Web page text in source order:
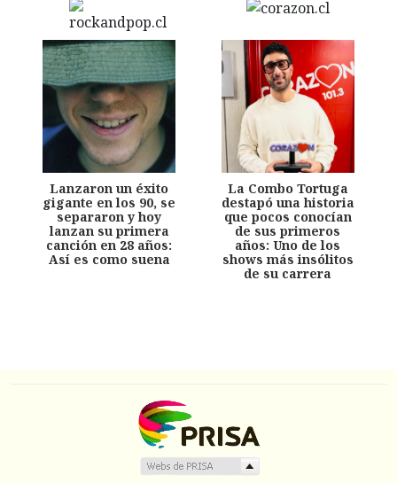
Lanzaron un éxito
gigante en los 90, se
separaron y hoy
lanzan su primera
canción en 28 años:
Así es como suena
La Combo Tortuga
destapó una historia
que pocos conocían
de sus primeros
años: Uno de los
shows más insólitos
de su carrera